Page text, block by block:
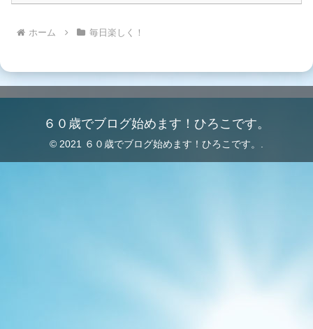
ホーム 毎日楽しく！
６０歳でブログ始めます！ひろこです。
© 2021 ６０歳でブログ始めます！ひろこです。.